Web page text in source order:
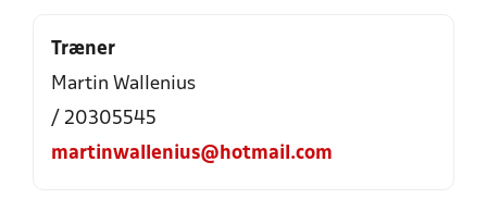
Træner
Martin Wallenius
/ 20305545
martinwallenius@hotmail.com